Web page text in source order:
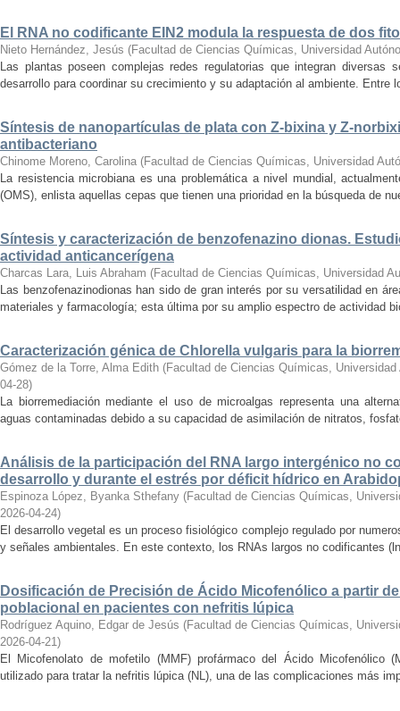
El RNA no codificante EIN2 modula la respuesta de dos
Nieto Hernández, Jesús (Facultad de Ciencias Químicas, Universidad
Las plantas poseen complejas redes regulatorias que integran diversas
desarrollo para coordinar su crecimiento y su adaptación al ambiente. Entre
Síntesis de nanopartículas de plata con Z-bixina y Z-
antibacteriano
Chinome Moreno, Carolina (Facultad de Ciencias Químicas, Universidad
La resistencia microbiana es una problemática a nivel mundial,
(OMS), enlista aquellas cepas que tienen una prioridad en la búsqueda de
Síntesis y caracterización de benzofenazino dionas.
actividad anticancerígena
Charcas Lara, Luis Abraham (Facultad de Ciencias Químicas, Universidad
Las benzofenazinodionas han sido de gran interés por su versatilidad en
materiales y farmacología; esta última por su amplio espectro de actividad
Caracterización génica de Chlorella vulgaris para la
Gómez de la Torre, Alma Edith (Facultad de Ciencias Químicas,
04-28)
La biorremediación mediante el uso de microalgas representa una
aguas contaminadas debido a su capacidad de asimilación de nitratos,
Análisis de la participación del RNA largo intergénico no
desarrollo y durante el estrés por déficit hídrico en
Espinoza López, Byanka Sthefany (Facultad de Ciencias Químicas,
2026-04-24)
El desarrollo vegetal es un proceso fisiológico complejo regulado por
y señales ambientales. En este contexto, los RNAs largos no codificantes
Dosificación de Precisión de Ácido Micofenólico a partir
poblacional en pacientes con nefritis lúpica
Rodríguez Aquino, Edgar de Jesús (Facultad de Ciencias Químicas,
2026-04-21)
El Micofenolato de mofetilo (MMF) profármaco del Ácido Micofenólico
utilizado para tratar la nefritis lúpica (NL), una de las complicaciones más